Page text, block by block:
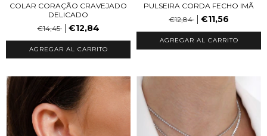
COLAR CORAÇÃO CRAVEJADO
DELICADO
€14,45
€12,84
AGREGAR AL CARRITO
PULSEIRA CORDA FECHO IMÃ
€12,84
€11,56
AGREGAR AL CARRITO